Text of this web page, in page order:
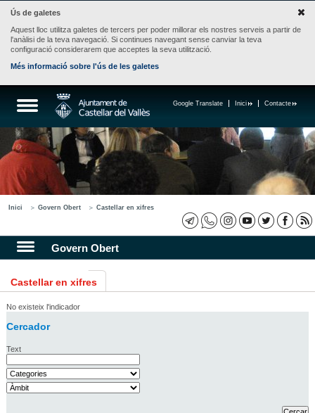
Ús de galetes
Aquest lloc utilitza galetes de tercers per poder millorar els nostres serveis a partir de
l'anàlisi de la teva navegació. Si continues navegant sense canviar la teva
configuració considerarem que acceptes la seva utilització.
Més informació sobre l'ús de les galetes
Contacte
Inici
Google Translate
Inici Govern Obert Castellar en xifres
Govern Obert
Castellar en xifres
No existeix l'indicador
Cercador
Text